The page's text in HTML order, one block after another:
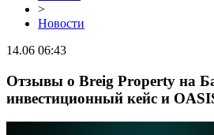
>
Новости
14.06 06:43
Отзывы о Breig Property на
инвестиционный кейс и